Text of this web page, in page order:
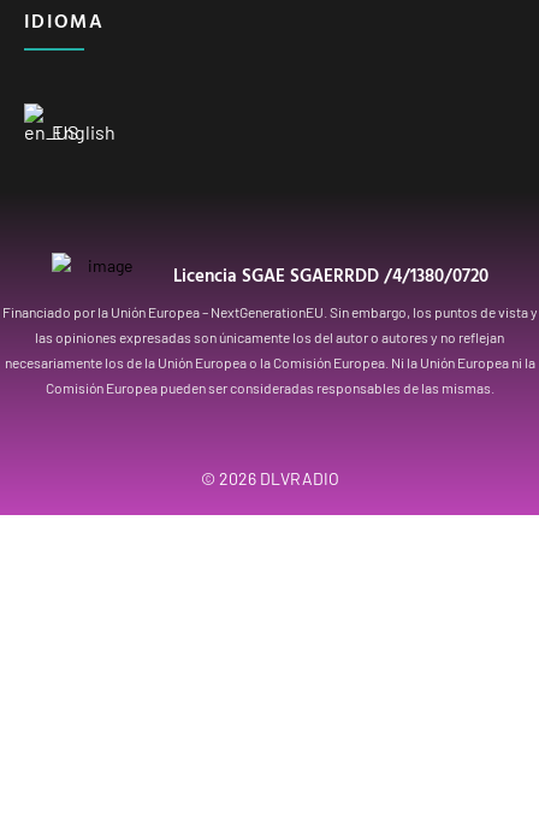
IDIOMA
English
Licencia SGAE SGAERRDD /4/1380/0720
Financiado por la Unión Europea – NextGenerationEU. Sin embargo, los puntos de vista y
las opiniones expresadas son únicamente los del autor o autores y no reflejan
necesariamente los de la Unión Europea o la Comisión Europea. Ni la Unión Europea ni la
Comisión Europea pueden ser consideradas responsables de las mismas.
© 2026 DLVRADIO